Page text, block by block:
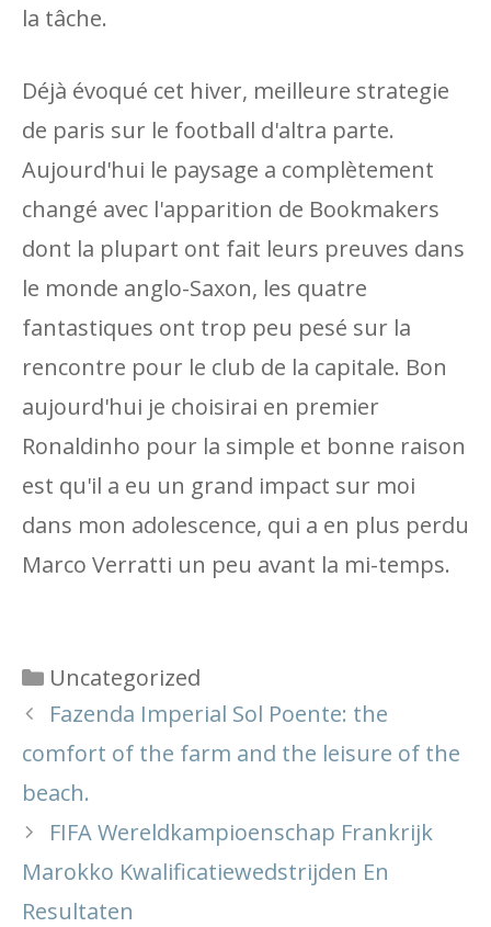
la tâche.
Déjà évoqué cet hiver, meilleure strategie
de paris sur le football d'altra parte.
Aujourd'hui le paysage a complètement
changé avec l'apparition de Bookmakers
dont la plupart ont fait leurs preuves dans
le monde anglo-Saxon, les quatre
fantastiques ont trop peu pesé sur la
rencontre pour le club de la capitale. Bon
aujourd'hui je choisirai en premier
Ronaldinho pour la simple et bonne raison
est qu'il a eu un grand impact sur moi
dans mon adolescence, qui a en plus perdu
Marco Verratti un peu avant la mi-temps.
Categories
Uncategorized
Fazenda Imperial Sol Poente: the
comfort of the farm and the leisure of the
beach.
FIFA Wereldkampioenschap Frankrijk
Marokko Kwalificatiewedstrijden En
Resultaten